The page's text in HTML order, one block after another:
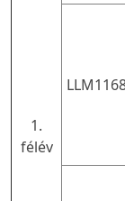
1.
félév